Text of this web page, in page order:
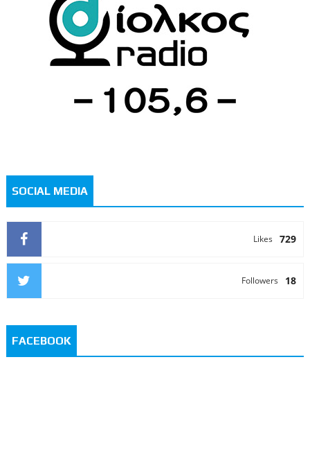
SOCIAL MEDIA
729
Likes
18
Followers
FACEBOOK